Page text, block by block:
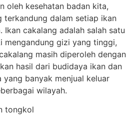
oleh kesehatan badan kita,
terkandung dalam setiap ikan
Ikan cakalang adalah salah satu
mengandung gizi yang tinggi,
masih diperoleh dengan
hasil dari budidaya ikan dan
yang banyak menjual keluar
wilayah.
tongkol